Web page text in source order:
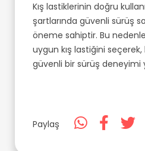
Kış lastiklerinin doğru
şartlarında güvenli sürüş
öneme sahiptir. Bu
uygun kış lastiğini
güvenli bir sürüş deneyimi
Paylaş